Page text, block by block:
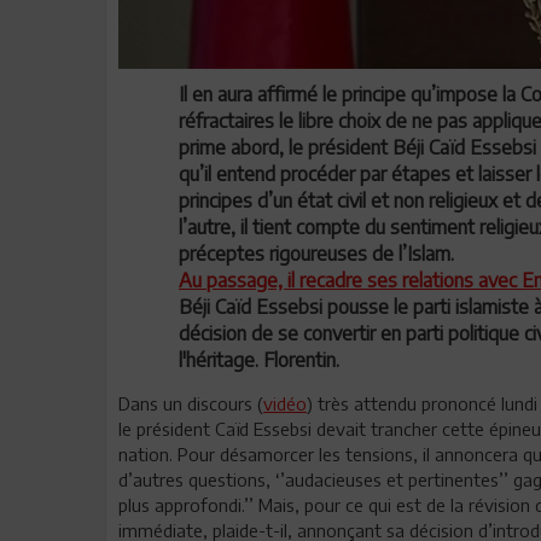
Il en aura affirmé le principe qu’impose la
réfractaires le libre choix de ne pas
prime abord, le président Béji Caïd
qu’il entend procéder par étapes et
principes d’un état civil et non religieux et
l’autre, il tient compte du sentiment
préceptes rigoureuses de l’Islam.
Au passage, il recadre ses relations avec
Béji Caïd Essebsi pousse le parti
décision de se convertir en parti politique
l'héritage. Florentin.
Dans un discours (vidéo) très attendu prononcé lundi
le président Caïd Essebsi devait trancher cette
nation. Pour désamorcer les tensions, il annoncera
d’autres questions, ‘’audacieuses et pertinentes’’
plus approfondi.’’ Mais, pour ce qui est de la
immédiate, plaide-t-il, annonçant sa décision